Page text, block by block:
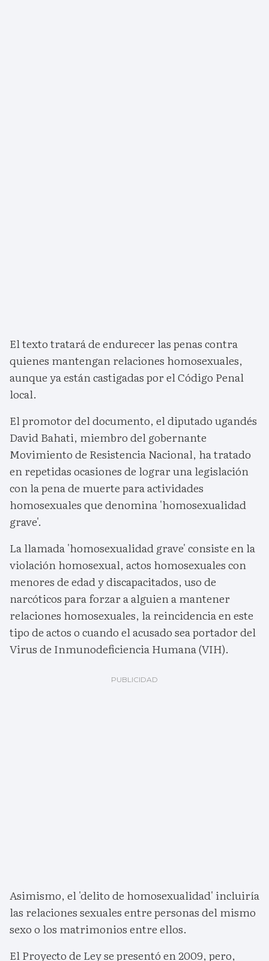
El texto tratará de endurecer las penas contra
quienes mantengan relaciones homosexuales,
aunque ya están castigadas por el Código Penal
local.
El promotor del documento, el diputado ugandés
David Bahati, miembro del gobernante
Movimiento de Resistencia Nacional, ha tratado
en repetidas ocasiones de lograr una legislación
con la pena de muerte para actividades
homosexuales que denomina 'homosexualidad
grave'.
La llamada 'homosexualidad grave' consiste en la
violación homosexual, actos homosexuales con
menores de edad y discapacitados, uso de
narcóticos para forzar a alguien a mantener
relaciones homosexuales, la reincidencia en este
tipo de actos o cuando el acusado sea portador del
Virus de Inmunodeficiencia Humana (VIH).
Asimismo, el 'delito de homosexualidad' incluiría
las relaciones sexuales entre personas del mismo
sexo o los matrimonios entre ellos.
El Proyecto de Ley se presentó en 2009, pero,